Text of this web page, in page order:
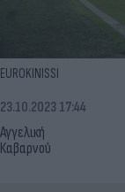
EUROKINISSI
Αγγελική
Καβαρνού
23.10.2023 17:44